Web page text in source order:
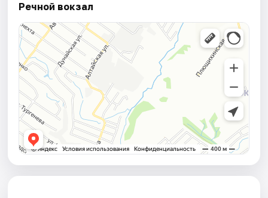
Речной вокзал